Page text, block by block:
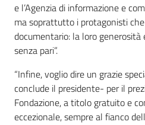
e l’Agenzia di informazione e
ma soprattutto i protagonisti
documentario: la loro
senza pari”.
“Infine, voglio dire un grazie
conclude il presidente- per il
Fondazione, a titolo gratuito e
eccezionale, sempre al fianco